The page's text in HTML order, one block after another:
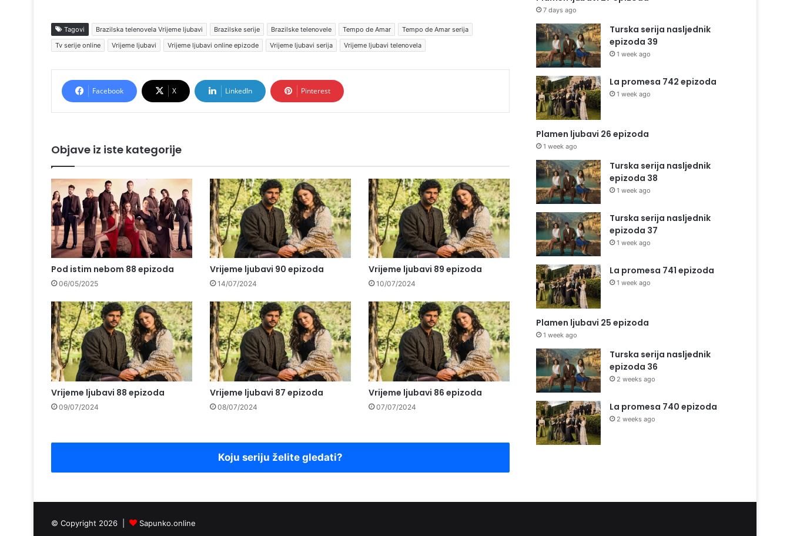
Tagovi Brazilska telenovela Vrijeme ljubavi Brazilske serije Brazilske telenovele Tempo de Amar
Tempo de Amar serija
Tv serije online
Vrijeme ljubavi Vrijeme ljubavi online epizode Vrijeme ljubavi serija Vrijeme ljubavi telenovela
Facebook X LinkedIn Pinterest
Objave iz iste kategorije
Pod istim nebom 88 epizoda
06/05/2025
Vrijeme ljubavi 90 epizoda
14/07/2024
Vrijeme ljubavi 89 epizoda
10/07/2024
Vrijeme ljubavi 88 epizoda
09/07/2024
Vrijeme ljubavi 87 epizoda
08/07/2024
Vrijeme ljubavi 86 epizoda
07/07/2024
Koju seriju želite gledati?
7 days ago
Turska serija nasljednik
epizoda 39
1 week ago
La promesa 742 epizoda
1 week ago
Plamen ljubavi 26 epizoda
1 week ago
Turska serija nasljednik
epizoda 38
1 week ago
Turska serija nasljednik
epizoda 37
1 week ago
La promesa 741 epizoda
1 week ago
Plamen ljubavi 25 epizoda
1 week ago
Turska serija nasljednik
epizoda 36
2 weeks ago
La promesa 740 epizoda
2 weeks ago
© Copyright 2026 | Sapunko.online